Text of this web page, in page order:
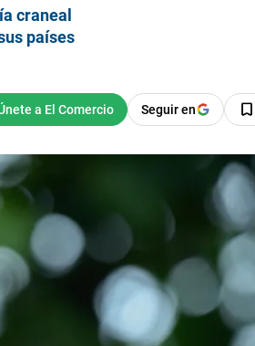
craneal
países
Seguir en